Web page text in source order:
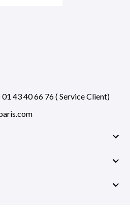
43 40 66 76 ( Service Client)


